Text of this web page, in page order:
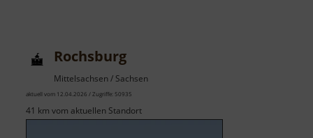
Rochsburg
Mittelsachsen / Sachsen
aktuell vom 12.04.2026 / Zugriffe: 50935
41 km vom aktuellen Standort